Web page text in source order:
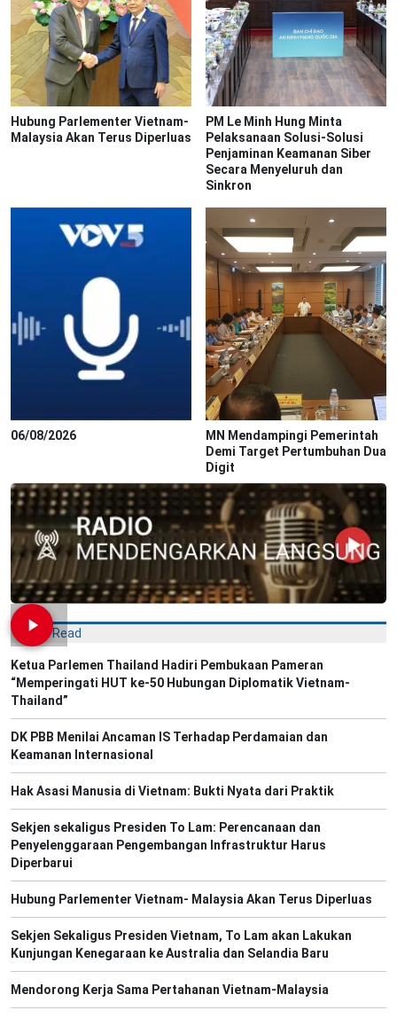
Hubung Parlementer Vietnam-
Malaysia Akan Terus Diperluas
PM Le Minh Hung Minta
Pelaksanaan Solusi-Solusi
Penjaminan Keamanan Siber
Secara Menyeluruh dan
Sinkron
06/08/2026
MN Mendampingi Pemerintah
Demi Target Pertumbuhan Dua
Digit
Most Read
Ketua Parlemen Thailand Hadiri Pembukaan Pameran
“Memperingati HUT ke-50 Hubungan Diplomatik Vietnam-
Thailand”
DK PBB Menilai Ancaman IS Terhadap Perdamaian dan
Keamanan Internasional
Hak Asasi Manusia di Vietnam: Bukti Nyata dari Praktik
Sekjen sekaligus Presiden To Lam: Perencanaan dan
Penyelenggaraan Pengembangan Infrastruktur Harus
Diperbarui
Hubung Parlementer Vietnam- Malaysia Akan Terus Diperluas
Sekjen Sekaligus Presiden Vietnam, To Lam akan Lakukan
Kunjungan Kenegaraan ke Australia dan Selandia Baru
Mendorong Kerja Sama Pertahanan Vietnam-Malaysia